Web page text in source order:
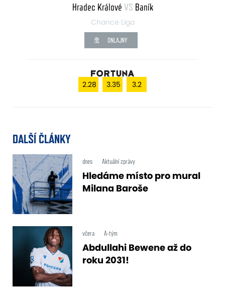
Hradec Králové VS Baník
Chance Liga
ONLAJNY
2.28 3.35 3.2
DALŠÍ ČLÁNKY
dnes Aktuální zprávy
Hledáme místo pro mural
Milana Baroše
včera A-tým
Abdullahi Bewene až do
roku 2031!